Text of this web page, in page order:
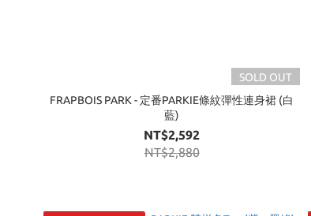
SOLD OUT
FRAPBOIS PARK - 定番PARKIE條紋彈性連身裙 (白
藍)
NT$2,592
NT$2,880